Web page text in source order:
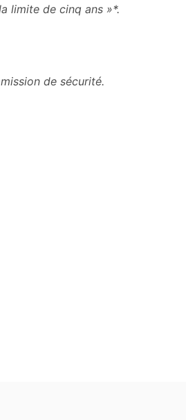
limite de cinq ans »*.
de sécurité.